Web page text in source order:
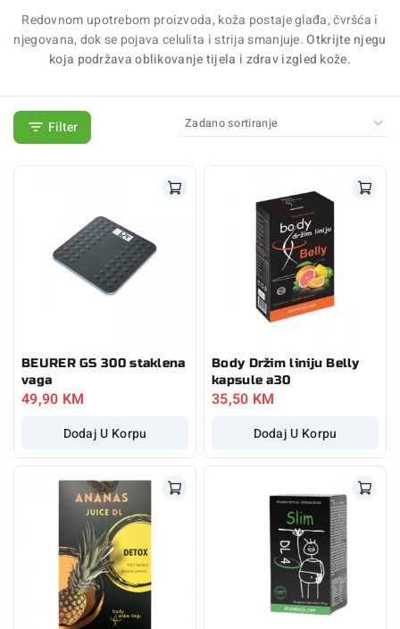
Redovnom upotrebom proizvoda, koža postaje glađa, čvršća i
njegovana, dok se pojava celulita i strija smanjuje.Otkrijte njegu
koja podržava oblikovanje tijela i zdrav izgled kože.
Filter
BEURER GS 300 staklena
vaga
49,90 KM
Dodaj U Korpu
Body Držim liniju Belly
kapsule a30
35,50 KM
Dodaj U Korpu